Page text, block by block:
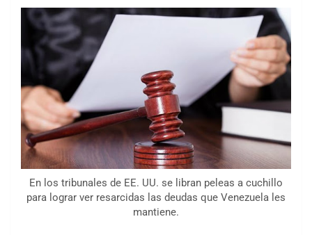
En los tribunales de EE. UU. se libran peleas a cuchillo
para lograr ver resarcidas las deudas que Venezuela les
mantiene.